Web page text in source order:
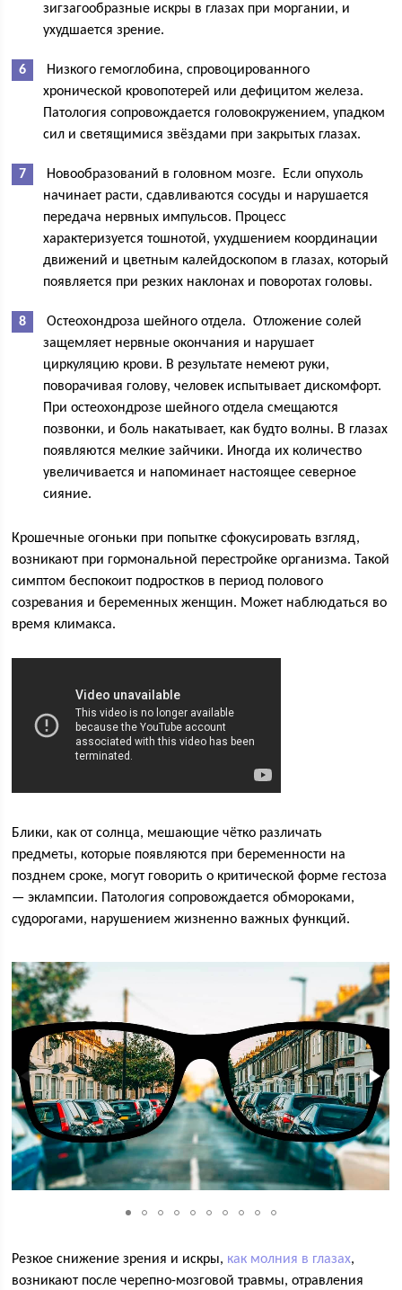
зигзагообразные искры в глазах при моргании, и
ухудшается зрение.
Низкого гемоглобина, спровоцированного
хронической кровопотерей или дефицитом железа.
Патология сопровождается головокружением, упадком
сил и светящимися звёздами при закрытых глазах.
Новообразований в головном мозге. Если опухоль
начинает расти, сдавливаются сосуды и нарушается
передача нервных импульсов. Процесс
характеризуется тошнотой, ухудшением координации
движений и цветным калейдоскопом в глазах, который
появляется при резких наклонах и поворотах головы.
Остеохондроза шейного отдела. Отложение солей
защемляет нервные окончания и нарушает
циркуляцию крови. В результате немеют руки,
поворачивая голову, человек испытывает дискомфорт.
При остеохондрозе шейного отдела смещаются
позвонки, и боль накатывает, как будто волны. В глазах
появляются мелкие зайчики. Иногда их количество
увеличивается и напоминает настоящее северное
сияние.
Крошечные огоньки при попытке сфокусировать взгляд,
возникают при гормональной перестройке организма. Такой
симптом беспокоит подростков в период полового
созревания и беременных женщин. Может наблюдаться во
время климакса.
Блики, как от солнца, мешающие чётко различать
предметы, которые появляются при беременности на
позднем сроке, могут говорить о критической форме гестоза
— эклампсии. Патология сопровождается обмороками,
судорогами, нарушением жизненно важных функций.
Резкое снижение зрения и искры, как молния в глазах,
возникают после черепно-мозговой травмы, отравления